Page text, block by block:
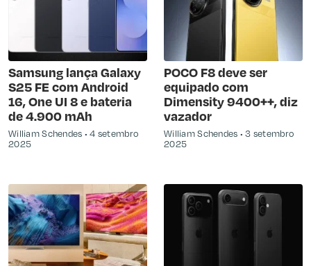
Samsung lança Galaxy
S25 FE com Android
16, One UI 8 e bateria
de 4.900 mAh
William Schendes
4 setembro
2025
POCO F8 deve ser
equipado com
Dimensity 9400++, diz
vazador
William Schendes
3 setembro
2025